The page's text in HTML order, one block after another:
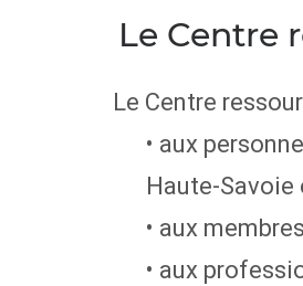
Le Centre
Le Centre
• aux
Haute-
• aux
• aux